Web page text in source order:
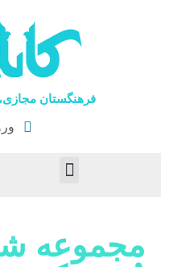
فرهنگستان مجازی،
مجموعه‌